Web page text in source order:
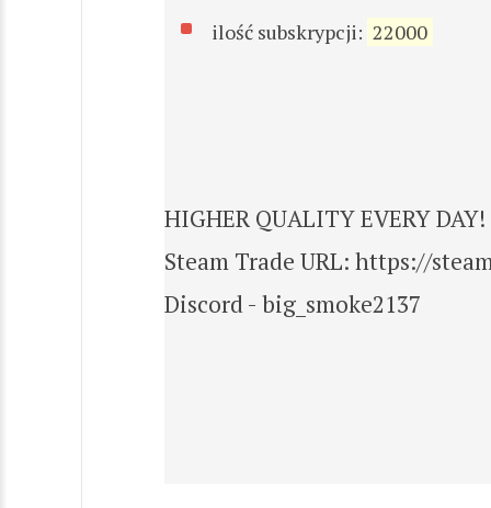
ilość subskrypcji: 22000
HIGHER QUALITY EVERY DAY!
Steam Trade URL: https://
Discord - big_smoke2137